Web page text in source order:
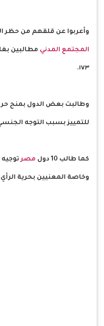
وأعربوا عن قلقهم من حظر
المجتمع المدني مطالبين
١٧٣.
وطالبت بعض الدول بمنح
للتمييز بسبب التوجه
كما طالب 10 دول مصر
وخاصة المعنيين بحرية الرأي